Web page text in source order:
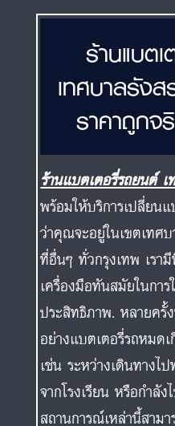
ร้านแบต
เทศบาลรัง
ราคาถูกจ
ร้านแบตเตอรี่รถยนต์ เ
พร้อมให้บริการเปลี่ยน
ว่าคุณจะอยู่ในเขตเทศ
ที่อื่นๆ ทั่วกรุงเทพ เรา
เครื่องมือทันสมัยในกา
ประสิทธิภาพ. หลายค
อย่างแบตเตอรี่รถหมด
เช่น ระหว่างเดินทางไ
จากโรงเรียน หรือกำลั
สถานการณ์เหล่านี้สาม